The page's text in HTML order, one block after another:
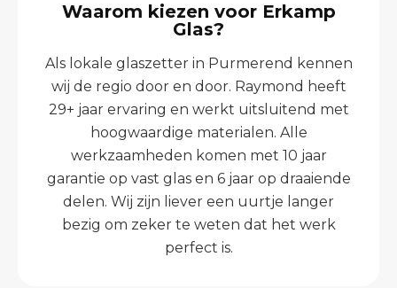
Waarom kiezen voor Erkamp
Glas?
Als lokale glaszetter in Purmerend kennen
wij de regio door en door. Raymond heeft
29+ jaar ervaring en werkt uitsluitend met
hoogwaardige materialen. Alle
werkzaamheden komen met 10 jaar
garantie op vast glas en 6 jaar op draaiende
delen. Wij zijn liever een uurtje langer
bezig om zeker te weten dat het werk
perfect is.